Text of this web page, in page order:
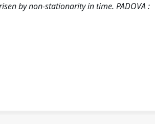
by non-stationarity in time. PADOVA :